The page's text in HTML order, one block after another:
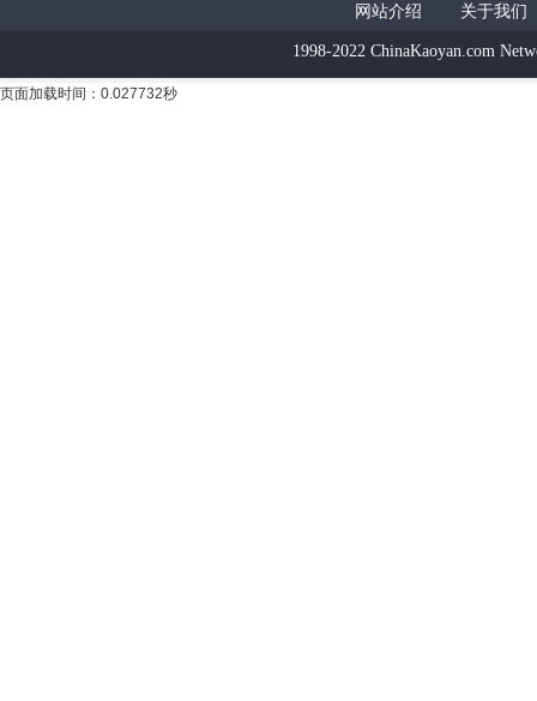
网站介绍 关于我们
1998-2022 ChinaKaoyan.com
页面加载时间：0.027732秒